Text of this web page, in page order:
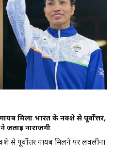
मिला भारत के नक्शे से पूर्वोत्तर,
जताई नाराजगी
से पूर्वोत्तर गायब मिलने पर लवलीना